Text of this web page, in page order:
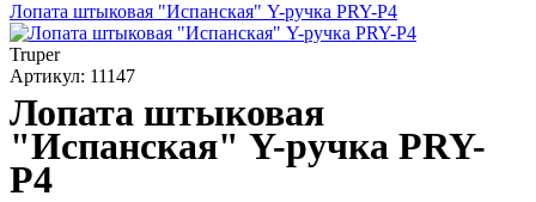
Лопата штыковая "Испанская" Y-ручка PRY-P4
Truper
Артикул: 11147
Лопата штыковая
"Испанская" Y-ручка PRY-
P4